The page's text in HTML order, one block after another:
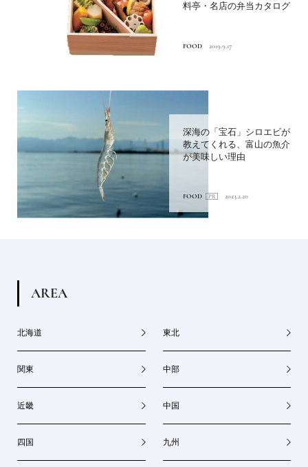
料亭・名店の弁当カタログ
FOOD 2019.9.17
深海の「宝石」シロエビが
教えてくれる、富山の魚介
が美味しい理由
FOOD 2023.2.20
AREA
北海道 東北
関東 中部
近畿 中国
四国 九州